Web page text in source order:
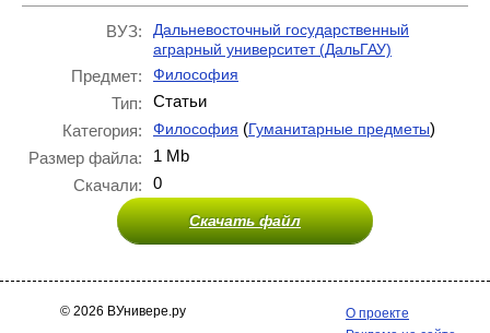
ВУЗ:
Дальневосточный государственный
аграрный университет (ДальГАУ)
Предмет: Философия
Тип:
Статьи
Категория:
Философия (Гуманитарные предметы)
Размер файла:
1 Mb
Скачали:
0
Скачать файл
© 2026 ВУнивере.ру
О проекте